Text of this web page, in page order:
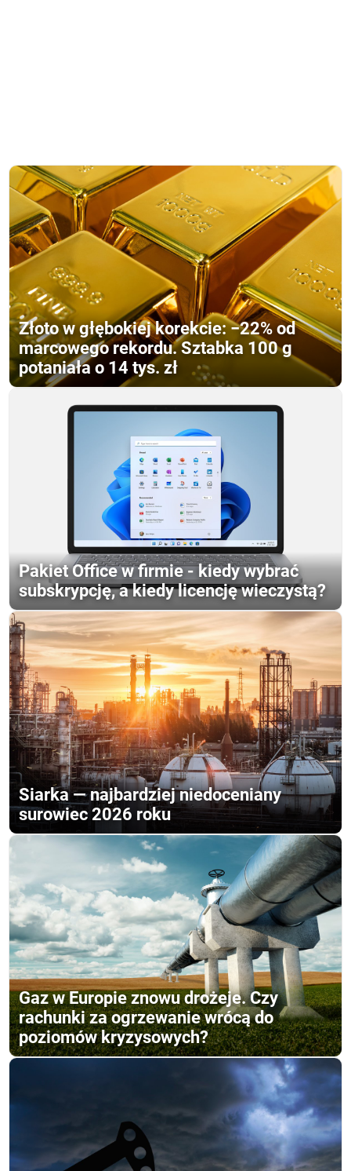
Złoto w głębokiej korekcie: −22% od
marcowego rekordu. Sztabka 100 g
potaniała o 14 tys. zł
Pakiet Office w firmie - kiedy wybrać
subskrypcję, a kiedy licencję wieczystą?
Siarka — najbardziej niedoceniany
surowiec 2026 roku
Gaz w Europie znowu drożeje. Czy
rachunki za ogrzewanie wrócą do
poziomów kryzysowych?